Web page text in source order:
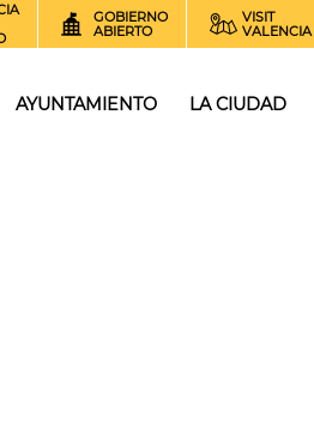
GOBIERNO
ABIERTO
VISIT
VALENCIA
AYUNTAMIENTO LA CIUDAD